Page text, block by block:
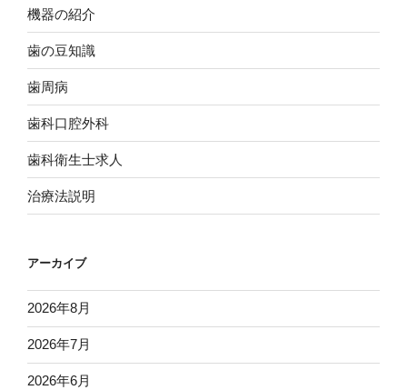
機器の紹介
歯の豆知識
歯周病
歯科口腔外科
歯科衛生士求人
治療法説明
アーカイブ
2026年8月
2026年7月
2026年6月